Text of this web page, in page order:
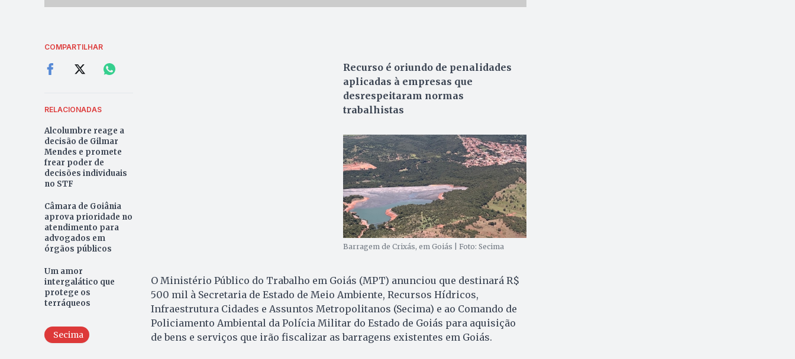
COMPARTILHAR
RELACIONADAS
Alcolumbre reage a
decisão de Gilmar
Mendes e promete
frear poder de
decisões individuais
no STF
Câmara de Goiânia
aprova prioridade no
atendimento para
advogados em
órgãos públicos
Um amor
intergalático que
protege os
terráqueos
Secima
Recurso é oriundo de penalidades
aplicadas à empresas que
desrespeitaram normas
trabalhistas
Barragem de Crixás, em Goiás | Foto: Secima
O Ministério Público do Trabalho em Goiás (MPT) anunciou que destinará R$
500 mil à Secretaria de Estado de Meio Ambiente, Recursos Hídricos,
Infraestrutura Cidades e Assuntos Metropolitanos (Secima) e ao Comando de
Policiamento Ambiental da Polícia Militar do Estado de Goiás para aquisição
de bens e serviços que irão fiscalizar as barragens existentes em Goiás.